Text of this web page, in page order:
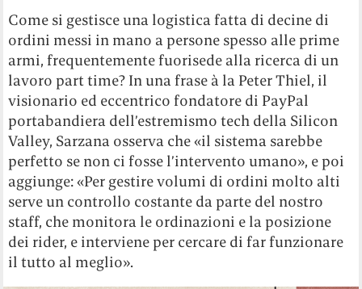
Come si gestisce una logistica fatta di decine di
ordini messi in mano a persone spesso alle prime
armi, frequentemente fuorisede alla ricerca di un
lavoro part time? In una frase à la Peter Thiel, il
visionario ed eccentrico fondatore di PayPal
portabandiera dell’estremismo tech della Silicon
Valley, Sarzana osserva che «il sistema sarebbe
perfetto se non ci fosse l’intervento umano», e poi
aggiunge: «Per gestire volumi di ordini molto alti
serve un controllo costante da parte del nostro
staff, che monitora le ordinazioni e la posizione
dei rider, e interviene per cercare di far funzionare
il tutto al meglio».